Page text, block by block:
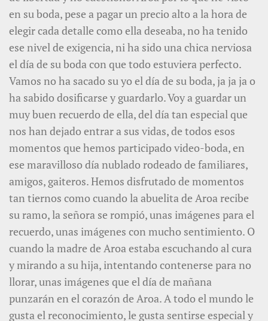
en su boda, pese a pagar un precio alto a la hora de
elegir cada detalle como ella deseaba, no ha tenido
ese nivel de exigencia, ni ha sido una chica nerviosa
el día de su boda con que todo estuviera perfecto.
Vamos no ha sacado su yo el día de su boda, ja ja ja o
ha sabido dosificarse y guardarlo. Voy a guardar un
muy buen recuerdo de ella, del día tan especial que
nos han dejado entrar a sus vidas, de todos esos
momentos que hemos participado video-boda, en
ese maravilloso día nublado rodeado de familiares,
amigos, gaiteros. Hemos disfrutado de momentos
tan tiernos como cuando la abuelita de Aroa recibe
su ramo, la señora se rompió, unas imágenes para el
recuerdo, unas imágenes con mucho sentimiento. O
cuando la madre de Aroa estaba escuchando al cura
y mirando a su hija, intentando contenerse para no
llorar, unas imágenes que el día de mañana
punzarán en el corazón de Aroa. A todo el mundo le
gusta el reconocimiento, le gusta sentirse especial y